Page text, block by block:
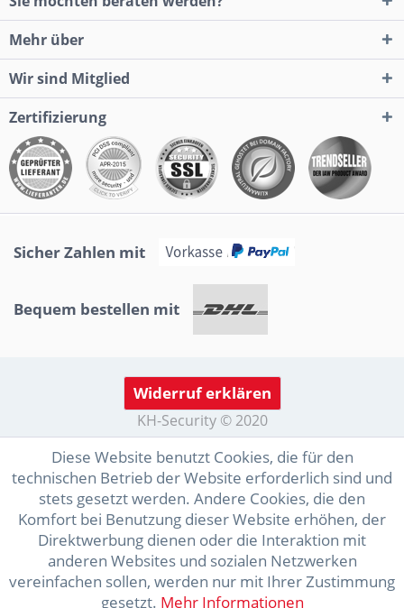
Mehr über
Wir sind Mitglied
Zertifizierung
Sicher Zahlen mit
Bequem bestellen mit
Widerruf erklären
KH-Security © 2020
Diese Website benutzt Cookies, die für den
technischen Betrieb der Website erforderlich sind und
stets gesetzt werden. Andere Cookies, die den
Komfort bei Benutzung dieser Website erhöhen, der
Direktwerbung dienen oder die Interaktion mit
anderen Websites und sozialen Netzwerken
vereinfachen sollen, werden nur mit Ihrer Zustimmung
gesetzt. Mehr Informationen